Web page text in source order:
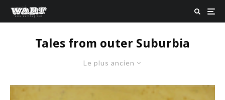
Tales from outer Suburbia
Le plus ancien